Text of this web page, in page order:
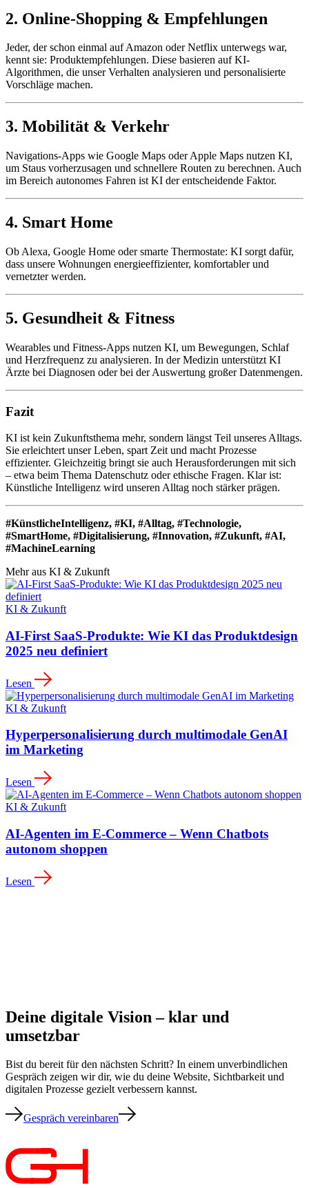
2. Online-Shopping & Empfehlungen
Jeder, der schon einmal auf Amazon oder Netflix unterwegs war,
kennt sie: Produktempfehlungen. Diese basieren auf KI-
Algorithmen, die unser Verhalten analysieren und personalisierte
Vorschläge machen.
3. Mobilität & Verkehr
Navigations-Apps wie Google Maps oder Apple Maps nutzen KI,
um Staus vorherzusagen und schnellere Routen zu berechnen. Auch
im Bereich autonomes Fahren ist KI der entscheidende Faktor.
4. Smart Home
Ob Alexa, Google Home oder smarte Thermostate: KI sorgt dafür,
dass unsere Wohnungen energieeffizienter, komfortabler und
vernetzter werden.
5. Gesundheit & Fitness
Wearables und Fitness-Apps nutzen KI, um Bewegungen, Schlaf
und Herzfrequenz zu analysieren. In der Medizin unterstützt KI
Ärzte bei Diagnosen oder bei der Auswertung großer Datenmengen.
Fazit
KI ist kein Zukunftsthema mehr, sondern längst Teil unseres Alltags.
Sie erleichtert unser Leben, spart Zeit und macht Prozesse
effizienter. Gleichzeitig bringt sie auch Herausforderungen mit sich
– etwa beim Thema Datenschutz oder ethische Fragen. Klar ist:
Künstliche Intelligenz wird unseren Alltag noch stärker prägen.
#KünstlicheIntelligenz, #KI, #Alltag, #Technologie,
#SmartHome, #Digitalisierung, #Innovation, #Zukunft, #AI,
#MachineLearning
Mehr aus KI & Zukunft
KI & Zukunft
AI‑First SaaS‑Produkte: Wie KI das Produktdesign
2025 neu definiert
Lesen
KI & Zukunft
Hyperpersonalisierung durch multimodale GenAI
im Marketing
Lesen
KI & Zukunft
AI‑Agenten im E‑Commerce – Wenn Chatbots
autonom shoppen
Lesen
Deine digitale Vision – klar und
umsetzbar
Bist du bereit für den nächsten Schritt? In einem unverbindlichen
Gespräch zeigen wir dir, wie du deine Website, Sichtbarkeit und
digitalen Prozesse gezielt verbessern kannst.
Gespräch vereinbaren